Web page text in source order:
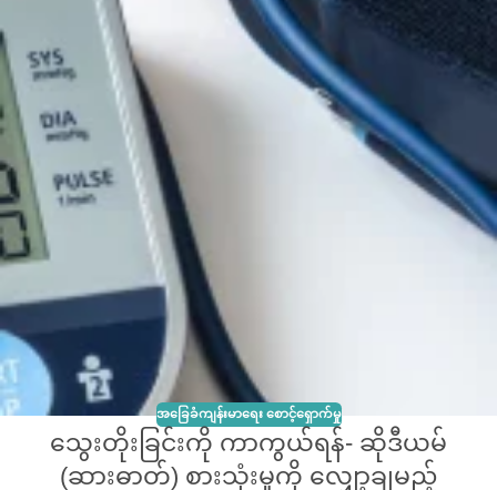
အခြေခံကျန်းမာရေး စောင့်ရှောက်မှု
သွေးတိုးခြင်းကို ကာကွယ်ရန်- ဆိုဒီယမ်
(ဆားဓာတ်) စားသုံးမှုကို လျှော့ချမည့်